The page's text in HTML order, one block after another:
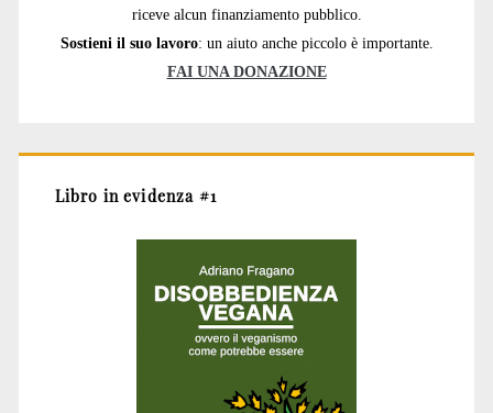
riceve alcun finanziamento pubblico.
Sostieni il suo lavoro: un aiuto anche piccolo è importante.
FAI UNA DONAZIONE
Libro in evidenza #1